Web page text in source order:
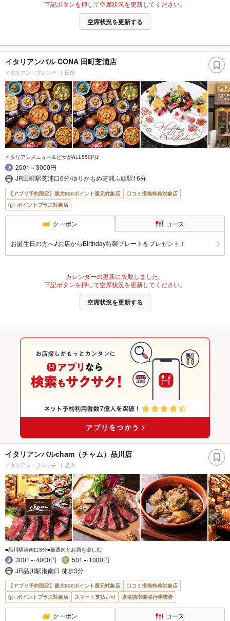
下記ボタンを押して空席状況を更新してください。
空席状況を更新する
イタリアンバル CONA 田町芝浦店
イタリアン・フレンチ 田町
イタリアンメニュー＆ピザがALL550円♪
2001～3000円
JR田町駅芝浦口6分/ゆりかもめ芝浦ふ頭駅16分
【アプリ予約限定】最大800ポイント還元対象店
口コミ投稿特典対象店
ポイントプラス対象店
クーポン コース
お誕生日の方へ♪お店からBirthday特製プレートをプレゼント！
カレンダーの更新に失敗しました。
下記ボタンを押して空席状況を更新してください。
空席状況を更新する
イタリアンバルcham（チャム）品川店
イタリアン・フレンチ 品川
■品川駅港南口3分■厳選肉とお酒を楽しむ
3001～4000円
501～1000円
JR品川駅港南口 徒歩3分
【アプリ予約限定】最大800ポイント還元対象店
口コミ投稿特典対象店
ポイントプラス対象店
スマート支払い可 適格請求書発行事業者
クーポン コース